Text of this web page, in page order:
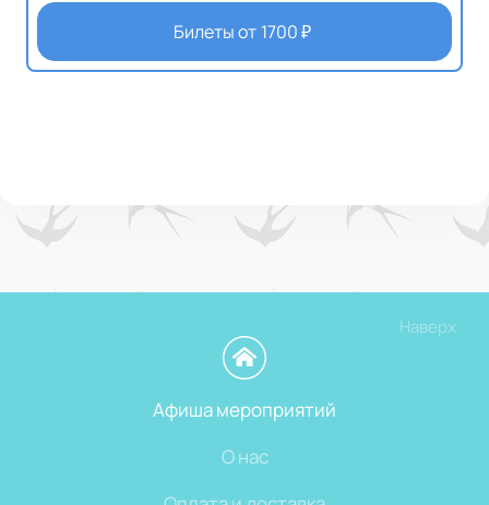
Билеты от 1700₽
Наверх
Афиша мероприятий
О нас